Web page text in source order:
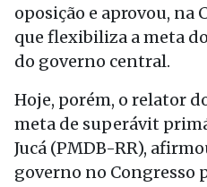
oposição e aprovou, na
que flexibiliza a meta
do governo central.
Hoje, porém, o relator
meta de superávit
Jucá (PMDB-RR),
governo no Congresso